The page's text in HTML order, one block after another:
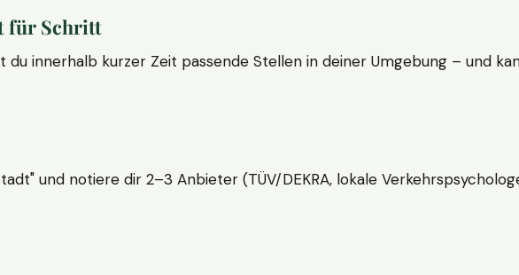
für Schritt
du innerhalb kurzer Zeit passende Stellen in deiner Umgebung – und
und notiere dir 2–3 Anbieter (TÜV/DEKRA, lokale